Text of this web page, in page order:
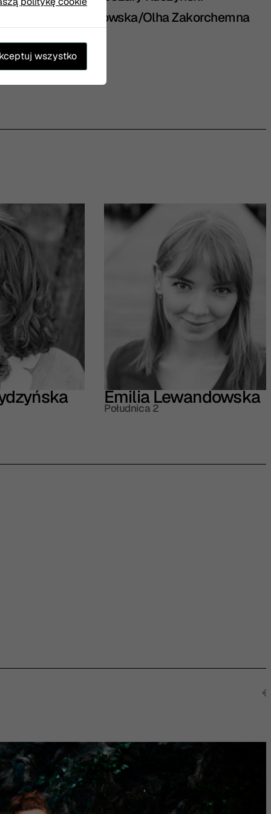
Paulina Roszkowska/Olha Zakorchemna
Emilia Lewandowska
Południca 2
wszystko